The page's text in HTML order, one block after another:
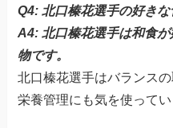
Q4: 北口榛花選手の好き
A4: 北口榛花選手は和食
物です。
北口榛花選手はバランス
栄養管理にも気を使ってい